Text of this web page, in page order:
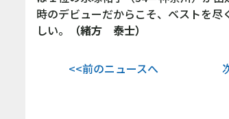
時のデビューだからこそ、ベストを尽
しい。
（緒方 泰士）
<<前のニュースへ